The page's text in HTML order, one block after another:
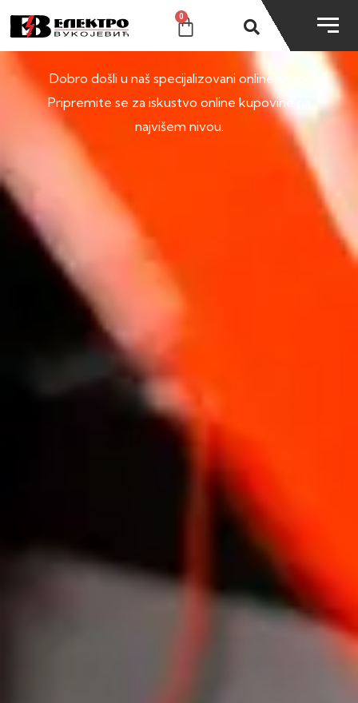
0
SHOP
Dobro došli u naš specijalizovani online shop.
Pripremite se za iskustvo online kupovine na
najvišem nivou.